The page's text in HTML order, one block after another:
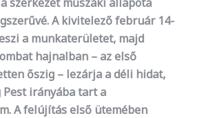
A kivitelező február 14-
a munkaterületet, majd
hajnalban – az első
őszig – lezárja a déli hidat,
irányába tart a
A felújítás első ütemében